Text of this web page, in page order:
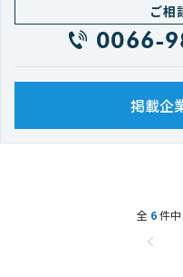
ご相
0066-
掲載企
全 6件中